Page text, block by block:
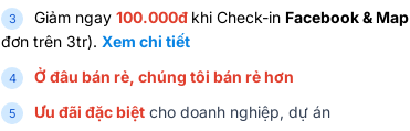
Giảm ngay 100.000đ khi Check-in Facebook & Map
đơn trên 3tr). Xem chi tiết
Ở đâu bán rẻ, chúng tôi bán rẻ hơn
Ưu đãi đặc biệt cho doanh nghiệp, dự án